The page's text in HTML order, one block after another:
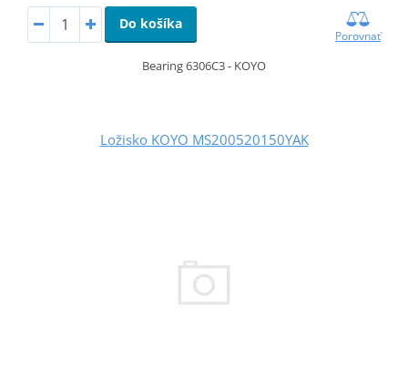
Do košíka
Porovnať
Bearing 6306C3 - KOYO
Ložisko KOYO MS200520150YAK